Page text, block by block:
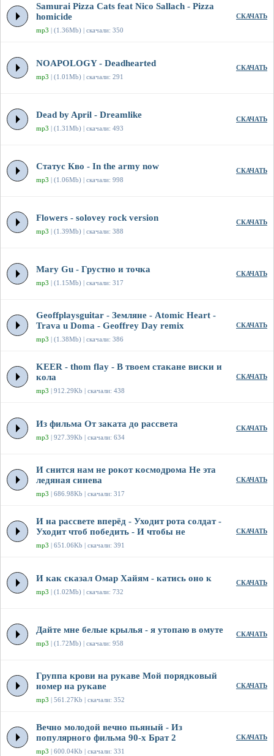
Samurai Pizza Cats feat Nico Sallach - Pizza
homicide
mp3 | (1.36Mb) | скачали: 350
СКАЧАТЬ
NOAPOLOGY - Deadhearted
mp3 | (1.01Mb) | скачали: 291
СКАЧАТЬ
Dead by April - Dreamlike
mp3 | (1.31Mb) | скачали: 493
СКАЧАТЬ
Статус Кво - In the army now
mp3 | (1.06Mb) | скачали: 998
СКАЧАТЬ
Flowers - solovey rock version
mp3 | (1.39Mb) | скачали: 388
СКАЧАТЬ
Mary Gu - Грустно и точка
mp3 | (1.15Mb) | скачали: 317
СКАЧАТЬ
Geoffplaysguitar - Земляне - Atomic Heart -
Trava u Doma - Geoffrey Day remix
mp3 | (1.38Mb) | скачали: 386
СКАЧАТЬ
KEER - thom flay - В твоем стакане виски и
кола
mp3 | 912.29Kb | скачали: 438
СКАЧАТЬ
Из фильма От заката до рассвета
mp3 | 927.39Kb | скачали: 634
СКАЧАТЬ
И снится нам не рокот космодрома Не эта
ледяная синева
mp3 | 686.98Kb | скачали: 317
СКАЧАТЬ
И на рассвете вперёд - Уходит рота солдат -
Уходит чтоб победить - И чтобы не
mp3 | 651.06Kb | скачали: 391
СКАЧАТЬ
И как сказал Омар Хайям - катись оно к
mp3 | (1.02Mb) | скачали: 732
СКАЧАТЬ
Дайте мне белые крылья - я утопаю в омуте
mp3 | (1.72Mb) | скачали: 958
СКАЧАТЬ
Группа крови на рукаве Мой порядковый
номер на рукаве
mp3 | 561.27Kb | скачали: 352
СКАЧАТЬ
Вечно молодой вечно пьяный - Из
популярного фильма 90-х Брат 2
mp3 | 600.04Kb | скачали: 331
СКАЧАТЬ